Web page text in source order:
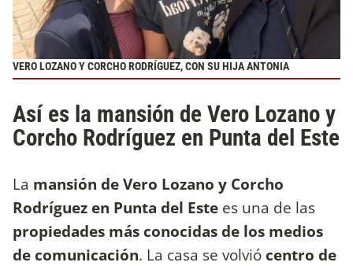
VERO LOZANO Y CORCHO RODRÍGUEZ, CON SU HIJA ANTONIA
Así es la mansión de Vero Lozano y
Corcho Rodríguez en Punta del Este
La mansión de Vero Lozano y Corcho
Rodríguez en Punta del Este es una de las
propiedades más conocidas de los medios
de comunicación. La casa se volvió centro de